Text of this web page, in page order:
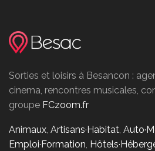
Sorties et loisirs à Besancon :
cinema, rencontres musicales,
groupe FCzoom.fr
Animaux, Artisans·Habitat,
Emploi·Formation,